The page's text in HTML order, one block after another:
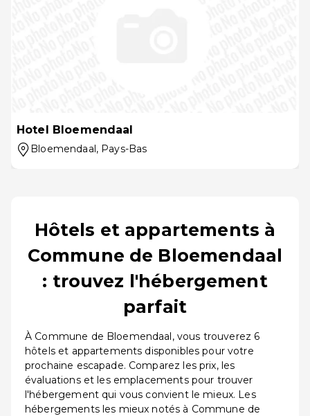
Hotel Bloemendaal
Bloemendaal, Pays-Bas
Hôtels et appartements à
Commune de Bloemendaal
: trouvez l'hébergement
parfait
À Commune de Bloemendaal, vous trouverez 6
hôtels et appartements disponibles pour votre
prochaine escapade. Comparez les prix, les
évaluations et les emplacements pour trouver
l'hébergement qui vous convient le mieux. Les
hébergements les mieux notés à Commune de